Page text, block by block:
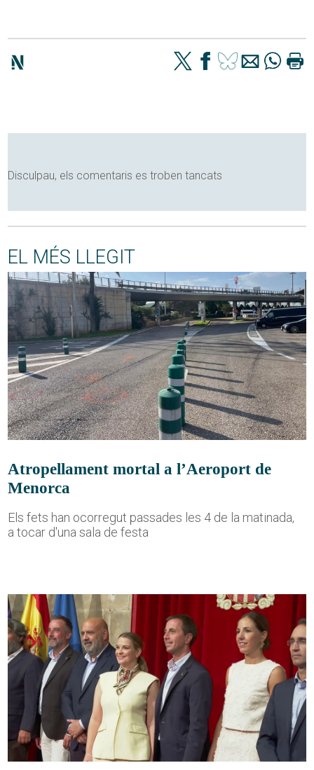
Disculpau, els comentaris es troben tancats
EL MÉS LLEGIT
Atropellament mortal a l’Aeroport de
Menorca
Els fets han ocorregut passades les 4 de la matinada,
a tocar d'una sala de festa